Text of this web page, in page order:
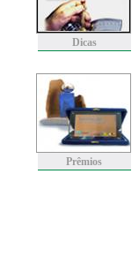
Dicas
Prêmios